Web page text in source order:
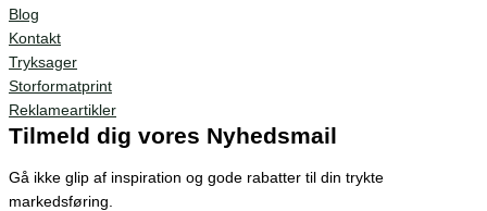
Blog
Kontakt
Tryksager
Storformatprint
Reklameartikler
Tilmeld dig vores Nyhedsmail
Gå ikke glip af inspiration og gode rabatter til din trykte
markedsføring.